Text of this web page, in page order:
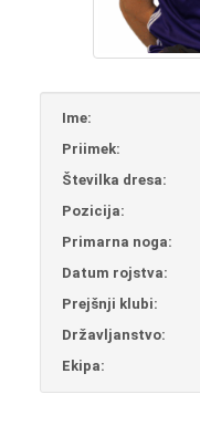
Ime:
Priimek:
Številka dresa:
Pozicija:
Primarna noga:
Datum rojstva:
Prejšnji klubi:
Državljanstvo:
Ekipa: